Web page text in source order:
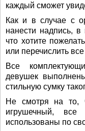
каждый сможет
Как и в случае с
нанести надпись, в
что хотите
или перечислить
Все
девушек
стильную сумку
Не смотря на то,
игрушечный, все
использованы по